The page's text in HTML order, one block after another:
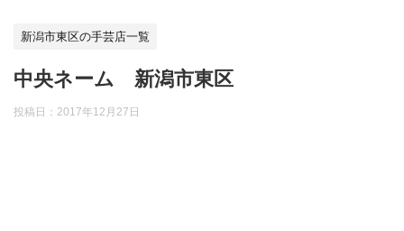
新潟市東区の手芸店一覧
中央ネーム 新潟市東区
投稿日： 2017年12月27日